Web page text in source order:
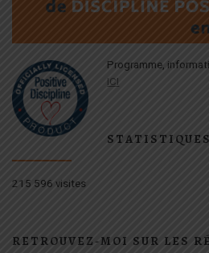
Programme,
ICI
215 596 visites
RETROUVEZ-MOI SUR LES